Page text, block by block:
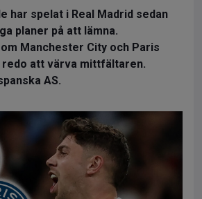
har spelat i Real Madrid sedan
planer på att lämna.
Manchester City och Paris
redo att värva mittfältaren.
AS.